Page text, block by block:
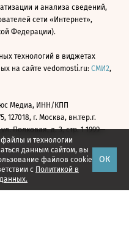
и технологии
данным сайтом, вы
файлов cookie
с Политикой в
ОК
и анализа сведений,
сети «Интернет»,
Федерации).
технологий в виджетах
на сайте vedomosti.ru: СМИ2,
Медиа, ИНН/КПП
127018, г. Москва, вн.тер.г.
Полковая, д. 3, стр. 1 1999—